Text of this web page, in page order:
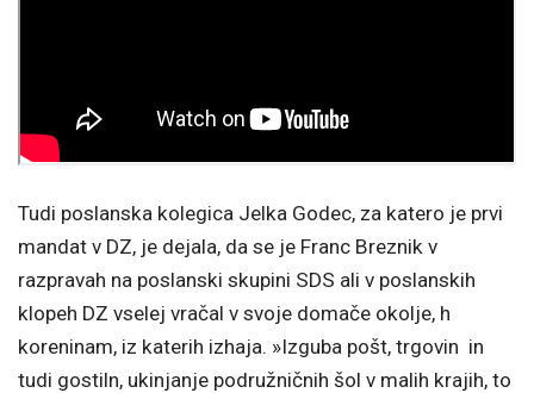
Tudi poslanska kolegica Jelka Godec, za katero je prvi
mandat v DZ, je dejala, da se je Franc Breznik v
razpravah na poslanski skupini SDS ali v poslanskih
klopeh DZ vselej vračal v svoje domače okolje, h
koreninam, iz katerih izhaja. »Izguba pošt, trgovin in
tudi gostiln, ukinjanje podružničnih šol v malih krajih, to